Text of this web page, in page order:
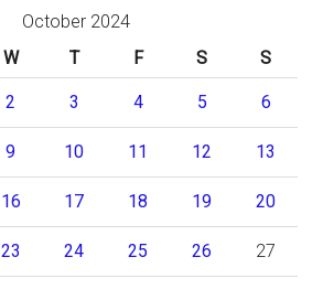
October 2024
W T F S S
2 3 4 5 6
9 10 11 12 13
16 17 18 19 20
23 24 25 26 27